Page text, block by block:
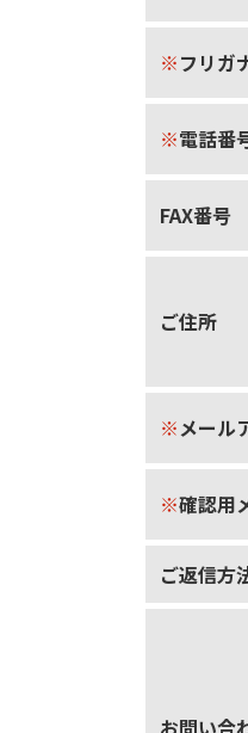
※フリガ
※電話番
FAX番号
ご住所
※メール
※確認用
ご返信方
お問い合